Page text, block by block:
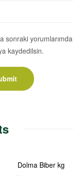
sonraki
kaydedilsin.
Dolma Biber kg